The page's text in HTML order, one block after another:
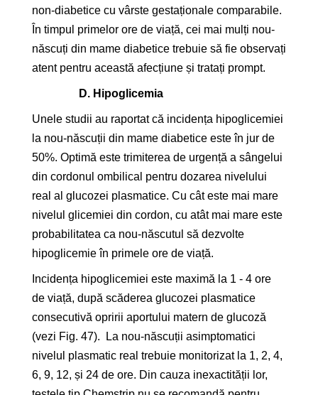
non-diabetice cu vârste gestaționale comparabile.
În timpul primelor ore de viață, cei mai mulți nou-
născuți din mame diabetice trebuie să fie observați
atent pentru această afecțiune și tratați prompt.
D. Hipoglicemia
Unele studii au raportat că incidența hipoglicemiei
la nou-născuții din mame diabetice este în jur de
50%. Optimă este trimiterea de urgență a sângelui
din cordonul ombilical pentru dozarea nivelului
real al glucozei plasmatice. Cu cât este mai mare
nivelul glicemiei din cordon, cu atât mai mare este
probabilitatea ca nou-născutul să dezvolte
hipoglicemie în primele ore de viață.
Incidența hipoglicemiei este maximă la 1 - 4 ore
de viață, după scăderea glucozei plasmatice
consecutivă opririi aportului matern de glucoză
(vezi Fig. 47). La nou-născuții asimptomatici
nivelul plasmatic real trebuie monitorizat la 1, 2, 4,
6, 9, 12, și 24 de ore. Din cauza inexactității lor,